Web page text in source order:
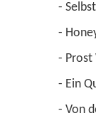
-
-
- Prost
- Ein